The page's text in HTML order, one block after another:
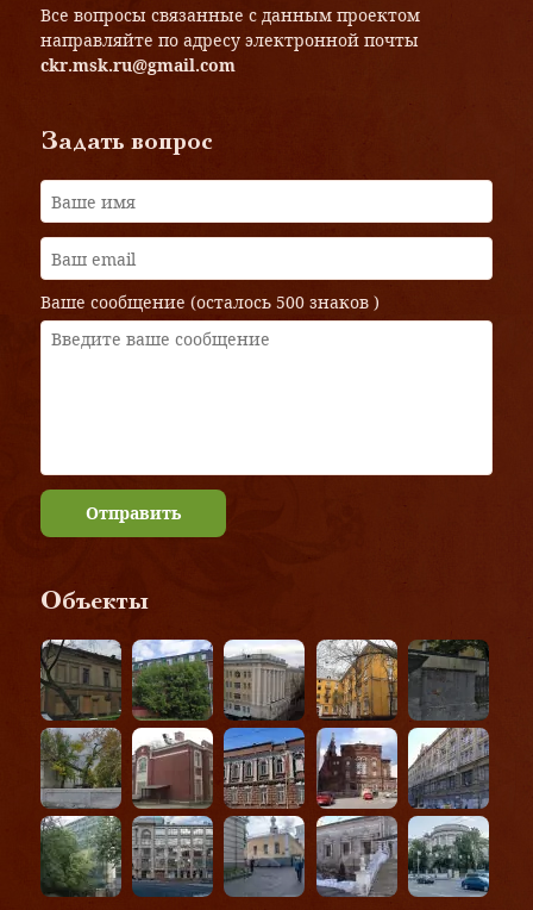
Все вопросы связанные с данным проектом
направляйте по адресу электронной почты
ckr.msk.ru@gmail.com
Задать вопрос
Ваше сообщение (осталось 500 знаков )
Отправить
Объекты